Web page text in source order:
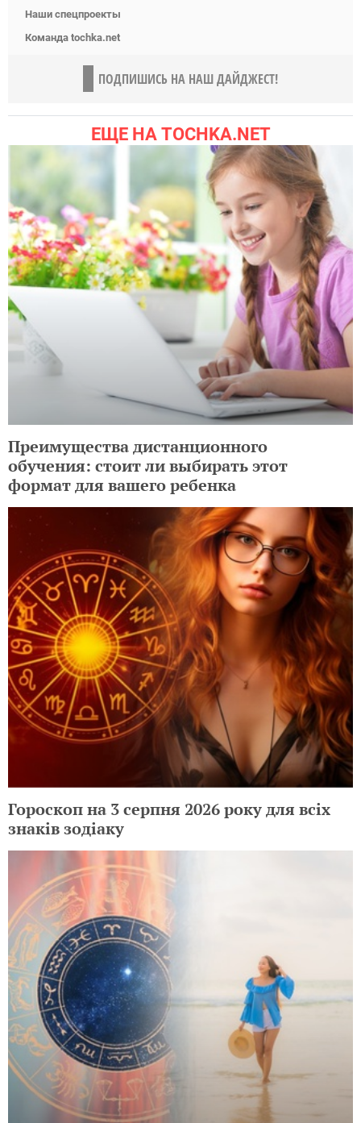
Наши спецпроекты
Команда tochka.net
ПОДПИШИСЬ НА НАШ ДАЙДЖЕСТ!
ЕЩЕ НА TOCHKA.NET
Преимущества дистанционного
обучения: стоит ли выбирать этот
формат для вашего ребенка
Гороскоп на 3 серпня 2026 року для всіх
знаків зодіаку